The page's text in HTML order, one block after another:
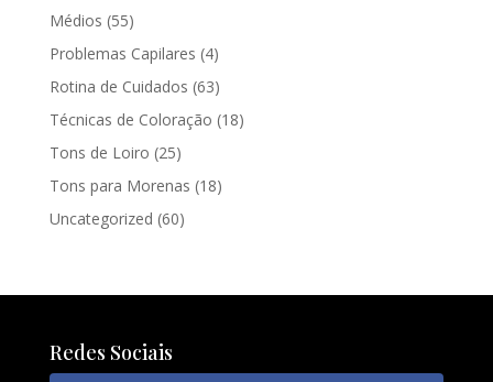
Médios (55)
Problemas Capilares (4)
Rotina de Cuidados (63)
Técnicas de Coloração (18)
Tons de Loiro (25)
Tons para Morenas (18)
Uncategorized (60)
Redes Sociais